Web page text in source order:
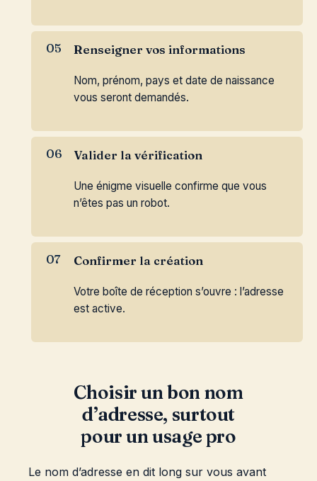
Renseigner vos informations
Nom, prénom, pays et date de naissance
vous seront demandés.
Valider la vérification
Une énigme visuelle confirme que vous
n’êtes pas un robot.
Confirmer la création
Votre boîte de réception s’ouvre : l’adresse
est active.
Choisir un bon nom
d’adresse, surtout
pour un usage pro
Le nom d’adresse en dit long sur vous avant